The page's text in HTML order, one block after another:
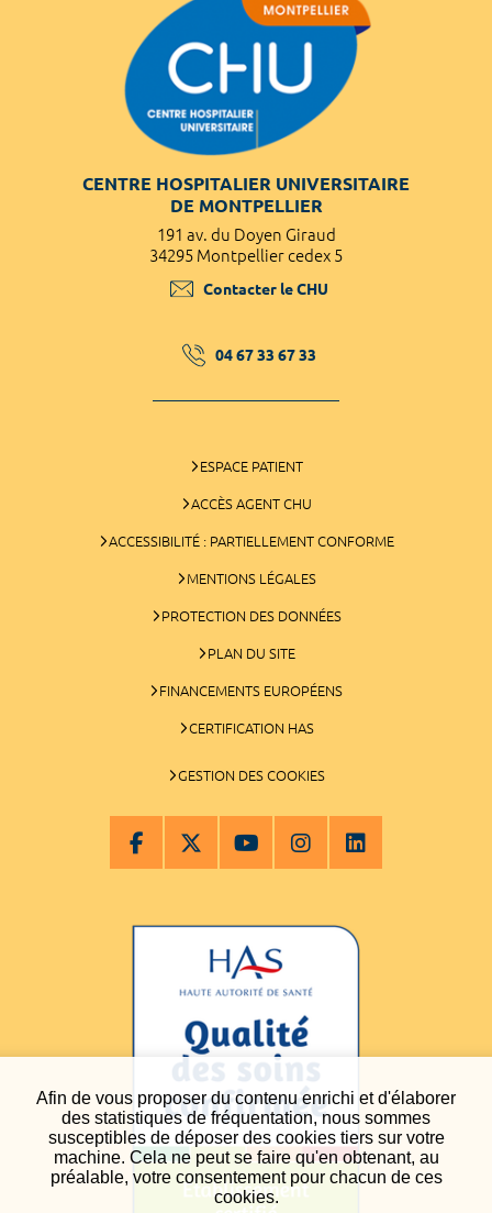
Afin de vous proposer du contenu enrichi et d'élaborer
des statistiques de fréquentation, nous sommes
susceptibles de déposer des cookies tiers sur votre
machine. Cela ne peut se faire qu'en obtenant, au
préalable, votre consentement pour chacun de ces
cookies.
CENTRE HOSPITALIER UNIVERSITAIRE
DE MONTPELLIER
191 av. du Doyen Giraud
34295 Montpellier cedex 5
Contacter le CHU
04 67 33 67 33
ESPACE PATIENT
ACCÈS AGENT CHU
ACCESSIBILITÉ : PARTIELLEMENT CONFORME
MENTIONS LÉGALES
PROTECTION DES DONNÉES
PLAN DU SITE
FINANCEMENTS EUROPÉENS
CERTIFICATION HAS
GESTION DES COOKIES